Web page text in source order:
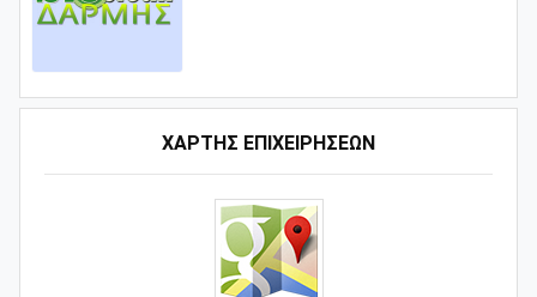
ΧΑΡΤΗΣ ΕΠΙΧΕΙΡΗΣΕΩΝ